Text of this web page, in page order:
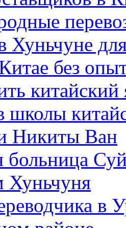
Хуньчуне
без
школы
Никиты Ван
Хуньчуня
в